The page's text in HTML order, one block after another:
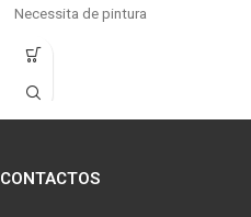
Necessita de pintura
CONTACTOS